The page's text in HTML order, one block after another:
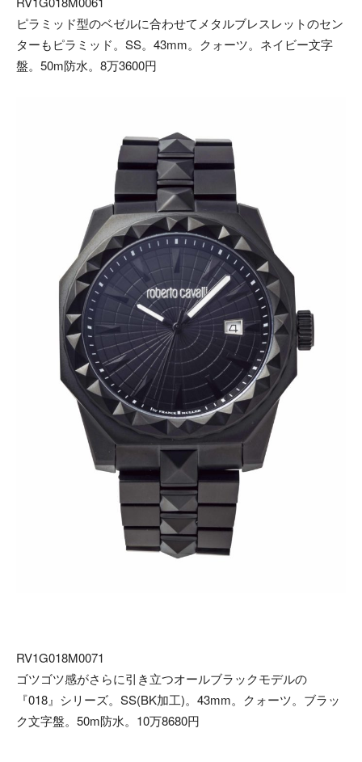
ピラミッド型のベゼルに合わせてメタルブレスレットのセン
ターもピラミッド。SS。43mm。クォーツ。ネイビー文字
盤。50m防水。8万3600円
RV1G018M0071
ゴツゴツ感がさらに引き立つオールブラックモデルの
『018』シリーズ。SS(BK加工)。43mm。クォーツ。ブラッ
ク文字盤。50m防水。10万8680円